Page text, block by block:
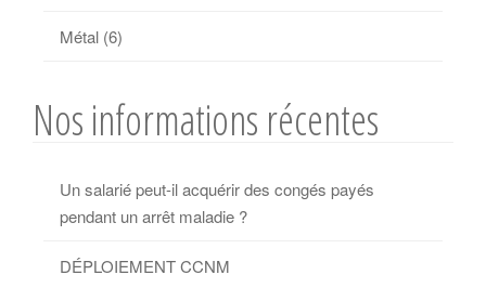
Métal (6)
Nos informations récentes
Un salarié peut-il acquérir des congés payés
pendant un arrêt maladie ?
DÉPLOIEMENT CCNM